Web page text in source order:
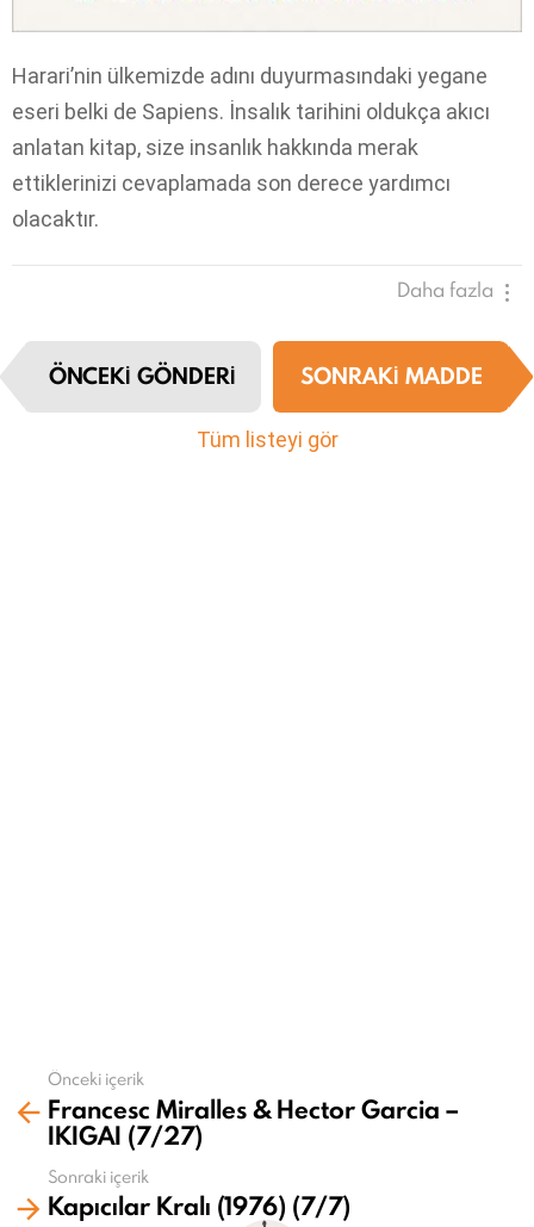
Harari’nin ülkemizde adını duyurmasındaki yegane
eseri belki de Sapiens. İnsalık tarihini oldukça akıcı
anlatan kitap, size insanlık hakkında merak
ettiklerinizi cevaplamada son derece yardımcı
olacaktır.
Daha fazla
I
e
ÖNCEKI GÖNDERI SONRAKI MADDE
Tüm listeyi gör
Daha
fazla
Önceki içerik
Francesc Miralles & Hector Garcia –
IKIGAI (7/27)
Sonraki içerik
Kapıcılar Kralı (1976) (7/7)